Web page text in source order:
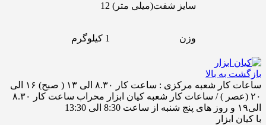
سایز شفت(میلی متر) 12
وزن 1 کیلوگرم
بازگشت به بالا
ساعات کار شعبه مرکزی : ساعت کار ۸.۳۰ الی ۱۳ ( صبح) ۱۶ الی
۲۰ (عصر ) / ساعات کار شعبه کیان ابزار محراب ساعت کار ۸.۳۰
الی۱۹ و روز های پنج شنبه از ساعت 8:30 الی 13:30
با کیان ابزار